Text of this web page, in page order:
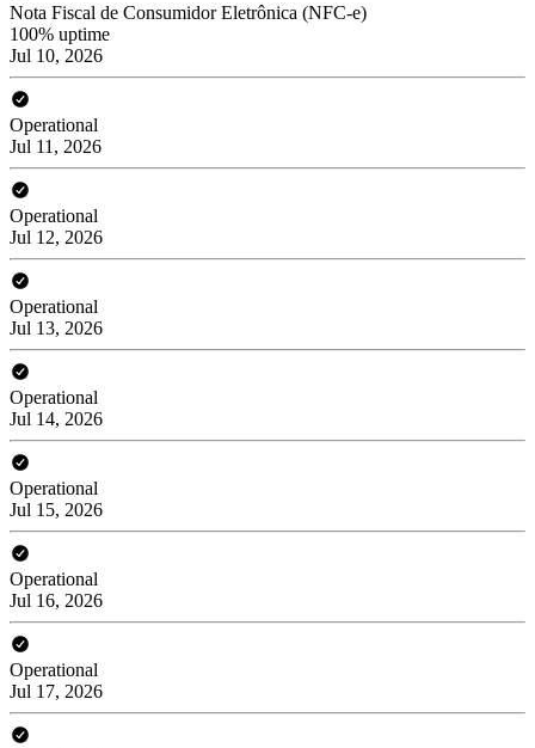
Nota Fiscal de Consumidor Eletrônica (NFC-e)
100% uptime
Jul 10, 2026
Operational
Jul 11, 2026
Operational
Jul 12, 2026
Operational
Jul 13, 2026
Operational
Jul 14, 2026
Operational
Jul 15, 2026
Operational
Jul 16, 2026
Operational
Jul 17, 2026